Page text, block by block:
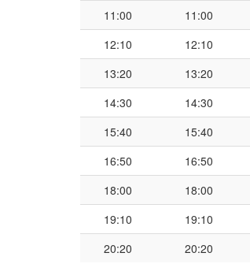
11:00
11:00
12:10
12:10
13:20
13:20
14:30
14:30
15:40
15:40
16:50
16:50
18:00
18:00
19:10
19:10
20:20
20:20